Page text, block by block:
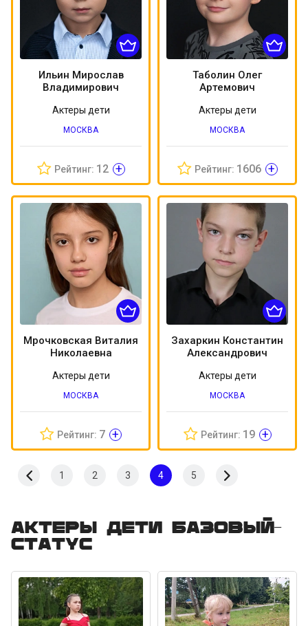
Ильин Мирослав
Владимирович
Актеры дети
МОСКВА
Рейтинг: 12 +
Таболин Олег
Артемович
Актеры дети
МОСКВА
Рейтинг: 1606 +
Мрочковская Виталия
Николаевна
Актеры дети
МОСКВА
Рейтинг: 7 +
Захаркин Константин
Александрович
Актеры дети
МОСКВА
Рейтинг: 19 +
1 2 3 4 5
Актеры дети Базовый-
статус